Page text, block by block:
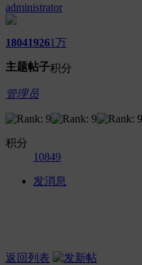
administrator
1804
主题
1926
帖子
1万
积分
管理员
积分
10849
发消息
返回列表